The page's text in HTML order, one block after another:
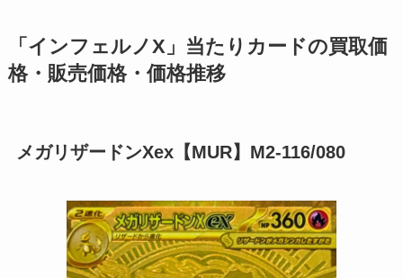
「インフェルノX」当たりカードの買取価
格・販売価格・価格推移
メガリザードンXex【MUR】M2-116/080